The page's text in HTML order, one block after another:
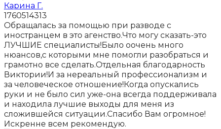
Карина Г.
1760514313
Обращалась за помощью при разводе с
иностранцем в это агенство.Что могу сказать-это
ЛУЧШИЕ специалисты!Было оочень много
нюансов,с которыми мне помогли разобраться и
грамотно все сделать.Отдельная благодарность
Виктории!И за нереальный профессионализм и
за человеческое отношение!Когда опускались
руки и не было сил уже-она всегда поддерживала
и находила лучшие выходы для меня из
сложившейся ситуации.Спасибо Вам огромное!
Искренне всем рекомендую.